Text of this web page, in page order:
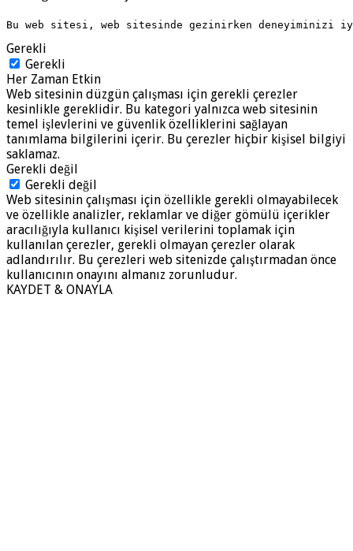
Bu web sitesi, web sitesinde gezinirken deneyiminizi
Gerekli
Gerekli
Her Zaman Etkin
Web sitesinin düzgün çalışması için gerekli çerezler
kesinlikle gereklidir. Bu kategori yalnızca web sitesinin
temel işlevlerini ve güvenlik özelliklerini sağlayan
tanımlama bilgilerini içerir. Bu çerezler hiçbir kişisel bilgiyi
saklamaz.
Gerekli değil
Gerekli değil
Web sitesinin çalışması için özellikle gerekli olmayabilecek
ve özellikle analizler, reklamlar ve diğer gömülü içerikler
aracılığıyla kullanıcı kişisel verilerini toplamak için
kullanılan çerezler, gerekli olmayan çerezler olarak
adlandırılır. Bu çerezleri web sitenizde çalıştırmadan önce
kullanıcının onayını almanız zorunludur.
KAYDET & ONAYLA